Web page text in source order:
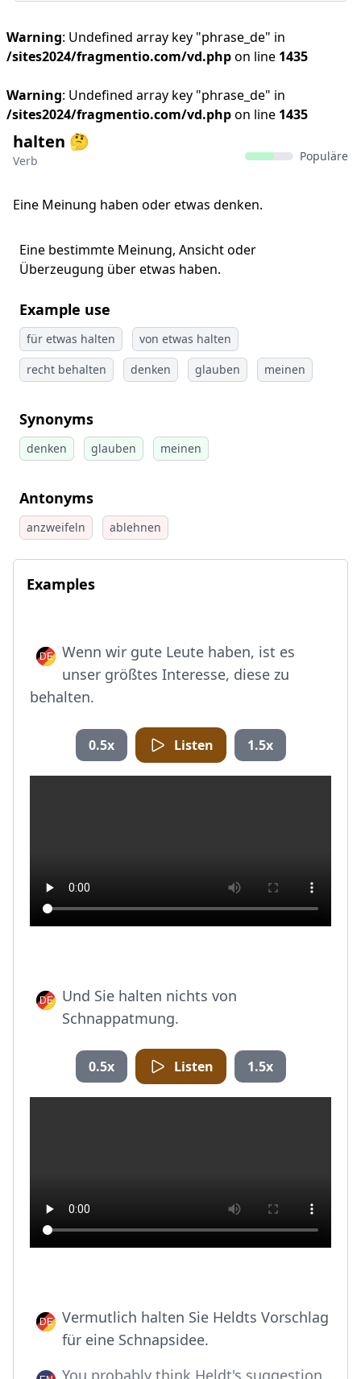
Warning: Undefined array key "phrase_de" in
/sites2024/fragmentio.com/vd.phpon line 1435
Warning: Undefined array key "phrase_de" in
/sites2024/fragmentio.com/vd.phpon line 1435
halten 🤔
Verb Populäre
Eine Meinung haben oder etwas denken.
Eine bestimmte Meinung, Ansicht oder
Überzeugung über etwas haben.
Example use
für etwas halten
von etwas halten
recht behalten
denken glauben meinen
Synonyms
denken glauben meinen
Antonyms
anzweifeln ablehnen
Examples
Wenn wir gute Leute haben, ist es
unser größtes Interesse, diese zu
behalten.
0.5x Listen 1.5x
Und Sie halten nichts von
Schnappatmung.
0.5x Listen 1.5x
Vermutlich halten Sie Heldts Vorschlag
für eine Schnapsidee.
You probably think Heldt's suggestion